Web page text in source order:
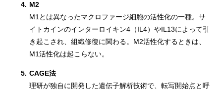
4. M2
M1とは異なったマクロファージ細胞の活性化の一種。サ
イトカインのインターロイキン4（IL4）やIL13によって引
き起こされ、組織修復に関わる。M2活性化するときは、
M1活性化は起こらない。
5. CAGE法
理研が独自に開発した遺伝子解析技術で、転写開始点と呼